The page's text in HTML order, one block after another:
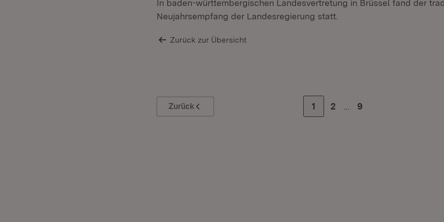
In baden-württembergischen Landesvertretung in Brüssel fand der
Neujahrsempfang der Landesregierung statt.
Zurück zur Übersicht
Zurück Zur Seite
1 Zur Seite
2 Zur letzten Seite
9